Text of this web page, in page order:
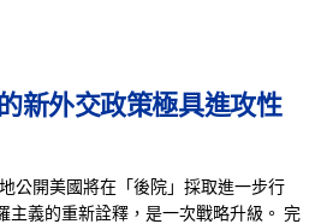
新外交政策極具進攻性
公開美國將在「後院」採取進一步行
主義的重新詮釋，是一次戰略升級。 完